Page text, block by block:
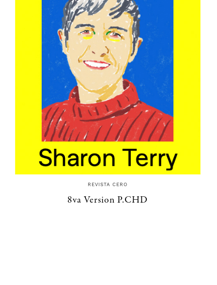
REVISTA CERO
8va Version P.CHD